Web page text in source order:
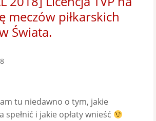
meczów piłkarskich
Świata.
tu niedawno o tym, jakie
spełnić i jakie opłaty wnieść